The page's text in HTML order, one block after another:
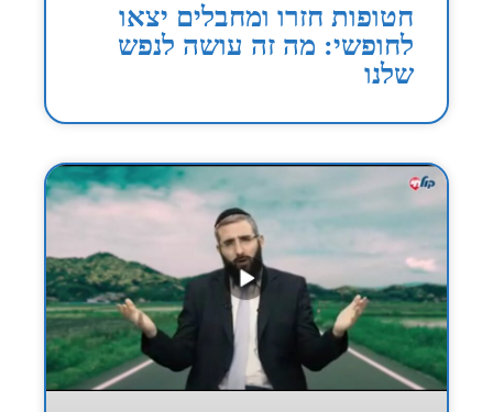
חטופות חזרו ומחבלים יצאו
לחופשי: מה זה עושה לנפש
שלנו